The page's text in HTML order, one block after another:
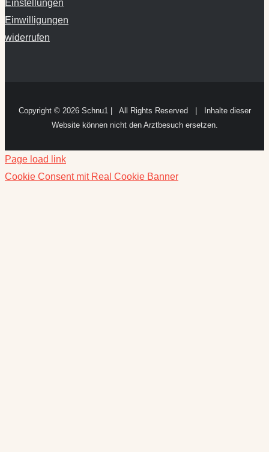
Einstellungen
Einwilligungen
widerrufen
Copyright © 2026 Schnu1 | All Rights Reserved | Inhalte dieser
Website können nicht den Arztbesuch ersetzen.
Page load link
Cookie Consent mit Real Cookie Banner